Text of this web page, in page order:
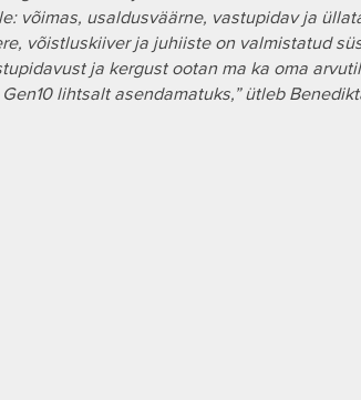
võimas, usaldusväärne, vastupidav ja
võistluskiiver ja juhiiste on valmistatud
ja kergust ootan ma ka oma
Gen10 lihtsalt asendamatuks,” ütleb